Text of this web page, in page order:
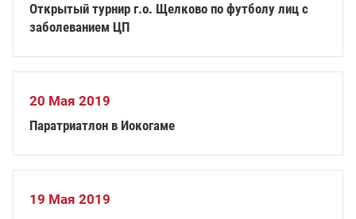
Открытый турнир г.о. Щелково по футболу лиц с
заболеванием ЦП
20 Мая 2019
Паратриатлон в Иокогаме
19 Мая 2019